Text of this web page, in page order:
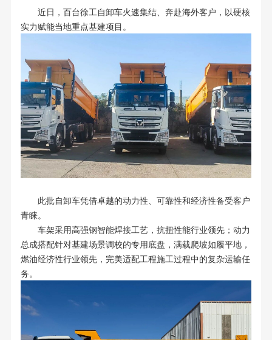
近日，百台徐工自卸车火速集结、奔赴海外客户，以硬核
实力赋能当地重点基建项目。
此批自卸车凭借卓越的动力性、可靠性和经济性备受客户
青睐。
车架采用高强钢智能焊接工艺，抗扭性能行业领先；动力
总成搭配针对基建场景调校的专用底盘，满载爬坡如履平地，
燃油经济性行业领先，完美适配工程施工过程中的复杂运输任
务。